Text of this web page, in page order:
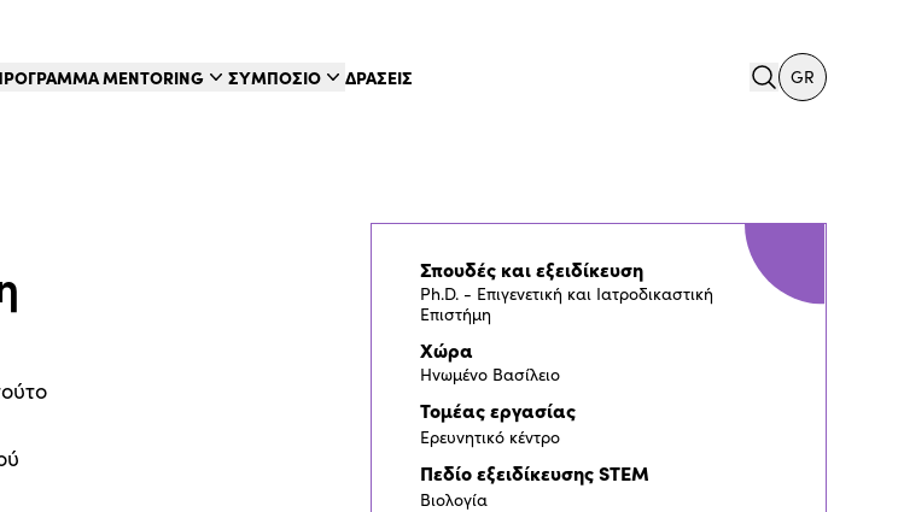
MENTORING ΣΥΜΠΟΣΙΟ ΔΡΑΣΕΙΣ search
GR
Σπουδές και εξειδίκευση
Ph.D. - Επιγενετική και Ιατροδικαστική
Επιστήμη
Χώρα
Ηνωμένο Βασίλειο
Τομέας εργασίας
Ερευνητικό κέντρο
Πεδίο εξειδίκευσης STEM
Βιολογία